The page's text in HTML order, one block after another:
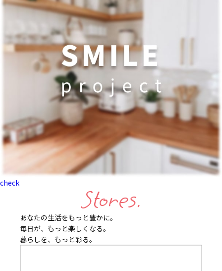
check
Stores.
あなたの生活をもっと豊かに。
毎日が、もっと楽しくなる。
暮らしを、もっと彩る。